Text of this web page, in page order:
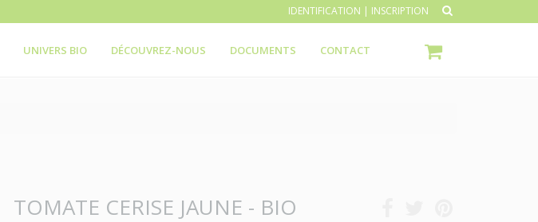
IDENTIFICATION | INSCRIPTION
UNIVERS BIO DÉCOUVREZ-NOUS DOCUMENTS CONTACT
TOMATE CERISE JAUNE - BIO